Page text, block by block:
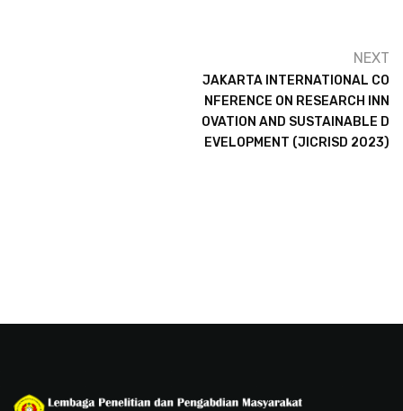
NEXT
JAKARTA INTERNATIONAL CO
NFERENCE ON RESEARCH INN
OVATION AND SUSTAINABLE D
EVELOPMENT (JICRISD 2023)